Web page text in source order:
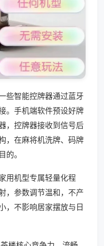
些智能控牌器通过蓝牙
。手机端软件预设好牌
，控牌器接收到信号后
，在麻将机洗牌、码牌
的。
用机型专属轻量化程
，参数调节温和，不产
，不影响居家摆放与日